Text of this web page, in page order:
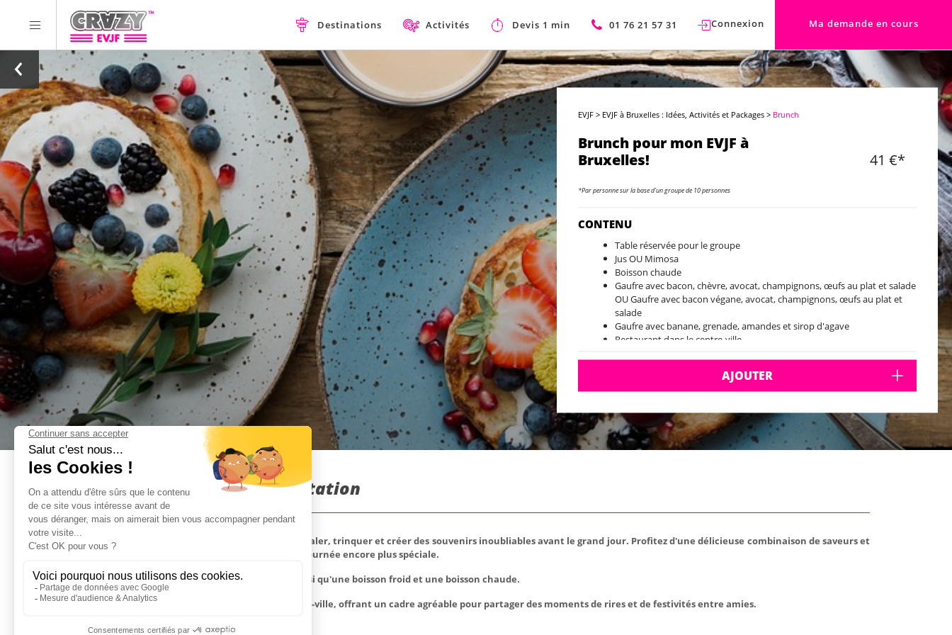
Destinations Activités Devis 1 min 01 76 21 57 31 Connexion Ma demande en cours
EVJF > EVJF à Bruxelles : Idées, Activités et Packages > Brunch
Brunch pour mon EVJF à
Bruxelles!
41 €*
*Par personne sur la base d'un groupe de 10 personnes
CONTENU
Table réservée pour le groupe
Jus OU Mimosa
Boisson chaude
Gaufre avec bacon, chèvre, avocat, champignons, œufs au plat et salade
OU Gaufre avec bacon végane, avocat, champignons, œufs au plat et
salade
Gaufre avec banane, grenade, amandes et sirop d'agave
Restaurant dans le centre-ville
AJOUTER
Brunch à Bruxelles : Présentation
Ce Brunch sera une occasion parfaite pour se régaler, trinquer et créer des souvenirs inoubliables avant le grand jour. Profitez d'une délicieuse combinaison de saveurs et
d'une ambiance chaleureuse pour rendre cette journée encore plus spéciale.
Au menu une gaufre salé et une gaufre sucré ainsi qu'une boisson froid et une boisson chaude.
Le restaurant est idéalement situé dans le centre-ville, offrant un cadre agréable pour partager des moments de rires et de festivités entre amies.